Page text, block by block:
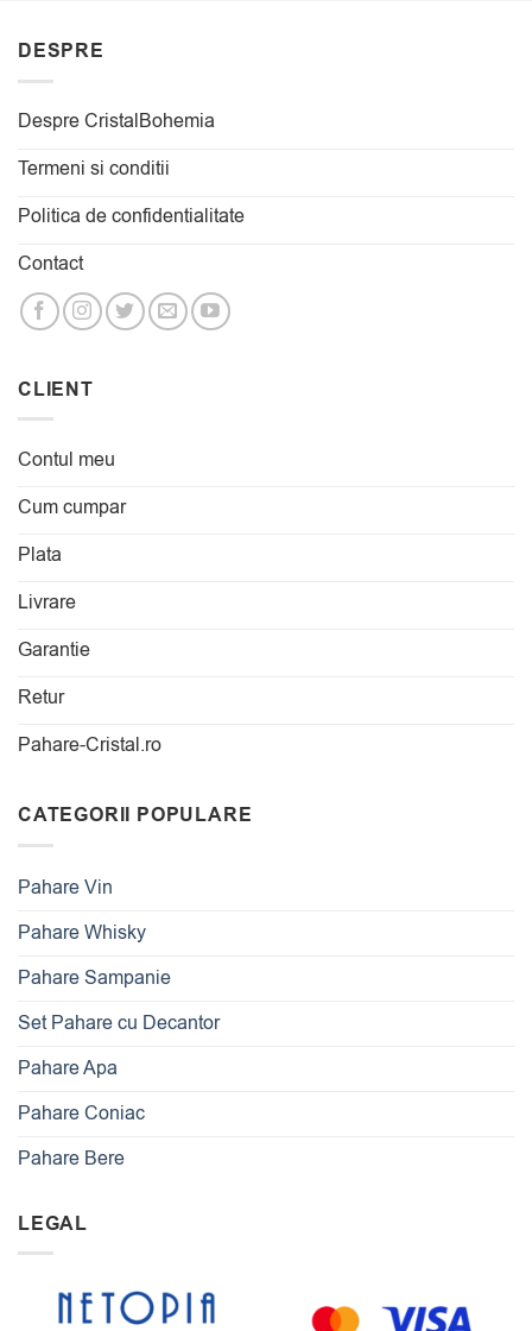
DESPRE
Despre CristalBohemia
Termeni si conditii
Politica de confidentialitate
Contact
CLIENT
Contul meu
Cum cumpar
Plata
Livrare
Garantie
Retur
Pahare-Cristal.ro
CATEGORII POPULARE
Pahare Vin
Pahare Whisky
Pahare Sampanie
Set Pahare cu Decantor
Pahare Apa
Pahare Coniac
Pahare Bere
LEGAL